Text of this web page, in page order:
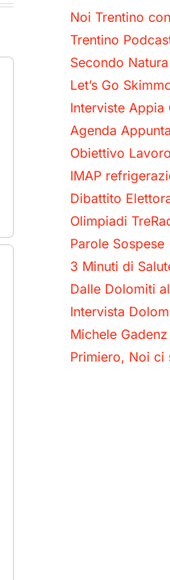
Noi Trentino
Trentino
Secondo Natura
Let’s Go
Interviste Appia
Agenda
Obiettivo Lavoro
IMAP
Dibattito
Olimpiadi
Parole Sospese
3 Minuti di
Dalle Dolomiti
Intervista
Michele
Primiero, Noi ci